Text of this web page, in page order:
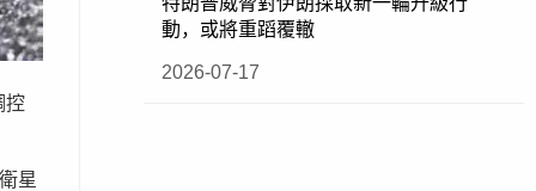
控
星
動，或將重蹈覆轍
2026-07-17